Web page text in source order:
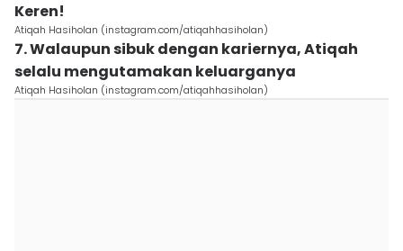
Keren!
Atiqah Hasiholan (instagram.com/atiqahhasiholan)
7. Walaupun sibuk dengan kariernya, Atiqah
selalu mengutamakan keluarganya
Atiqah Hasiholan (instagram.com/atiqahhasiholan)